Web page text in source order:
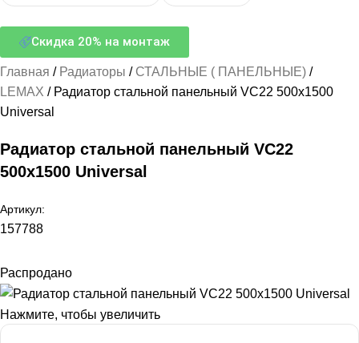
Скидка 20% на монтаж
Главная Радиаторы
СТАЛЬНЫЕ ( ПАНЕЛЬНЫЕ)
LEMAX
Радиатор стальной панельный VC22 500х1500
Universal
Радиатор стальной панельный VC22
500х1500 Universal
Артикул:
157788
Распродано
Нажмите, чтобы увеличить